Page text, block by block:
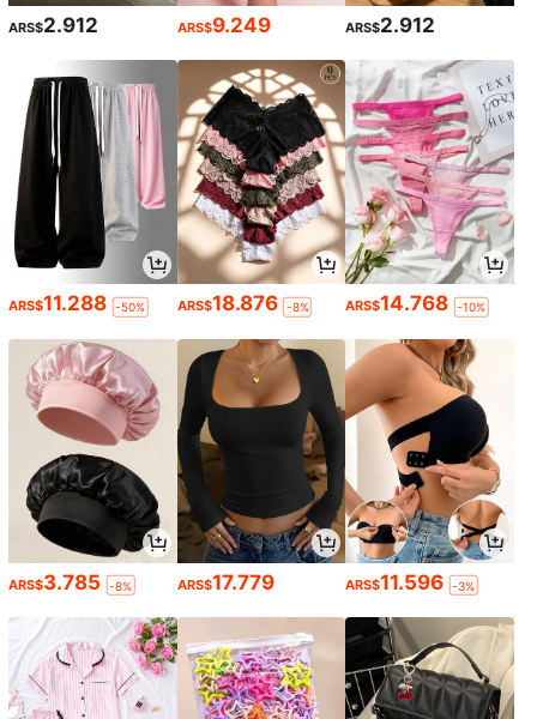
ARS$2.912 ARS$9.249 ARS$2.912
ARS$11.288 -50% ARS$18.876 -8% ARS$14.768 -10%
ARS$3.785 -8% ARS$17.779 ARS$11.596 -3%